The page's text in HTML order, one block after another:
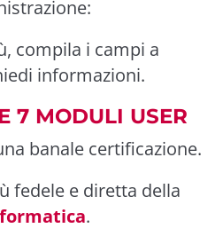
compila i campi a
informazioni.
7 MODULI USER
banale certificazione.
fedele e diretta della
.